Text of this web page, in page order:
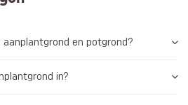
en potgrond?
in?